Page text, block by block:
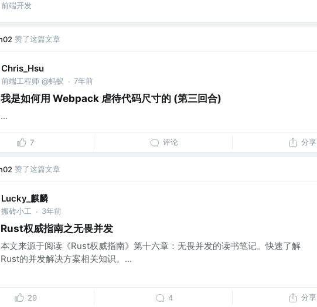
前端开发
赞了这篇文章
Chris_Hsu
前端工程师 @蚂蚁 · 7年前
我是如何用 Webpack 虐待代码尺寸的 (第三回合)
...
7 评论 分享
赞了这篇文章
Lucky_麒麟
搬砖小工 · 3年前
Rust权威指南之无畏并发
本文来源于阅读《Rust权威指南》第十六章：无畏并发的读书笔记。快速了解
Rust的并发解决方案相关知识。...
29 4 分享